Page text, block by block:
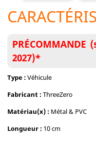
2027)*
Type :Véhicule
Fabricant :ThreeZero
Matériau(x) : Métal & PVC
Longueur : 10 cm